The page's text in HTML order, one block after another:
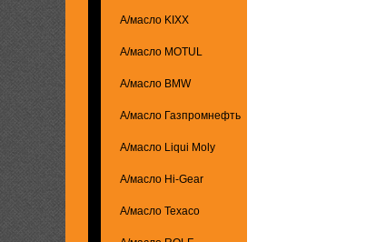
А/масло KIXX
А/масло MOTUL
А/масло BMW
А/масло Газпромнефть
А/масло Liqui Moly
А/масло Hi-Gear
А/масло Texaco